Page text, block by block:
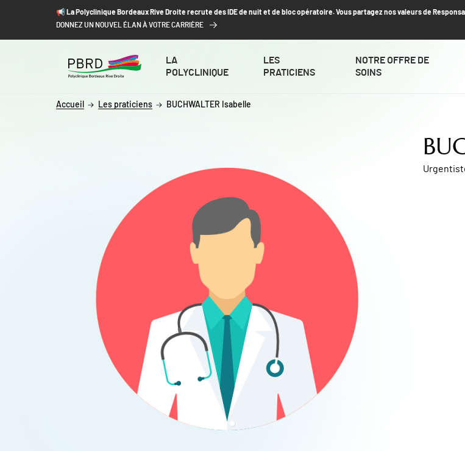
ALLER AU CONTENU
ALLER À LA RECHERCHE
📢​ La Polyclinique Bordeaux Rive Droite recrute des IDE de nuit et de bloc opératoire. Vous partagez nos valeurs de
DONNEZ UN NOUVEL ÉLAN À VOTRE CARRIÈRE
LA
POLYCLINIQUE
LES
PRATICIENS
NOTRE OFFRE DE
SOINS
Accueil Les praticiens BUCHWALTER Isabelle